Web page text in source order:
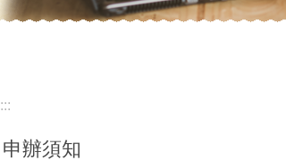
:::
申辦須知